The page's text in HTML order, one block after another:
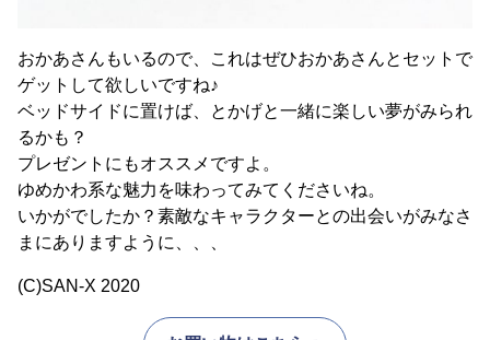
おかあさんもいるので、これはぜひおかあさんとセットで
ゲットして欲しいですね♪
ベッドサイドに置けば、とかげと一緒に楽しい夢がみられ
るかも？
プレゼントにもオススメですよ。
ゆめかわ系な魅力を味わってみてくださいね。
いかがでしたか？素敵なキャラクターとの出会いがみなさ
まにありますように、、、
(C)SAN-X 2020